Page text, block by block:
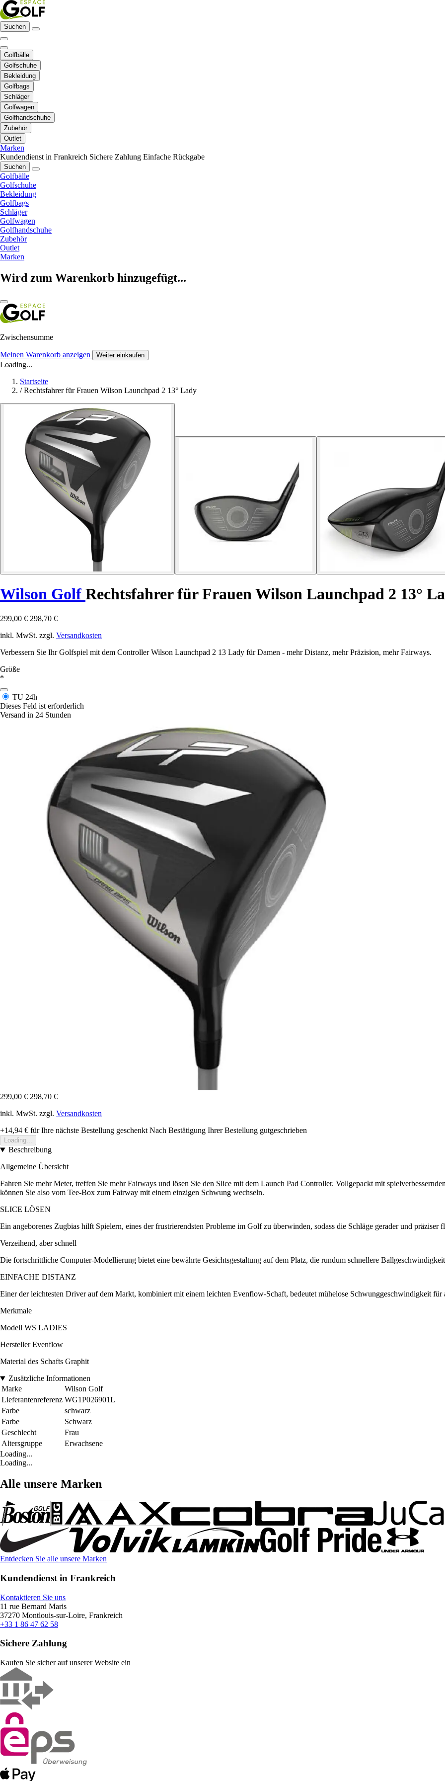
Suchen
Golfbälle
Golfschuhe
Bekleidung
Golfbags
Schläger
Golfwagen
Golfhandschuhe
Zubehör
Outlet
Marken
Kundendienst in Frankreich Sichere Zahlung Einfache Rückgabe
Suchen
Golfbälle
Golfschuhe
Bekleidung
Golfbags
Schläger
Golfwagen
Golfhandschuhe
Zubehör
Outlet
Marken
Wird zum Warenkorb hinzugefügt...
Zwischensumme
Meinen Warenkorb anzeigen Weiter einkaufen
Loading...
Startseite
/ Rechtsfahrer für Frauen Wilson Launchpad 2 13° Lady
Wilson Golf Rechtsfahrer für Frauen Wilson Launchpad 2 13°
299,00 € 298,70 €
inkl. MwSt. zzgl. Versandkosten
Verbessern Sie Ihr Golfspiel mit dem Controller Wilson Launchpad 2 13 Lady für Damen - mehr Distanz, mehr Präzision, mehr Fairways.
Größe
*
TU 24h
Dieses Feld ist erforderlich
Versand in 24 Stunden
299,00 € 298,70 €
inkl. MwSt. zzgl. Versandkosten
+14,94 € für Ihre nächste Bestellung geschenkt Nach Bestätigung Ihrer Bestellung gutgeschrieben
Loading...
Beschreibung
Allgemeine Übersicht
Fahren Sie mehr Meter, treffen Sie mehr Fairways und lösen Sie den Slice mit dem Launch Pad Controller. Vollgepackt mit
können Sie also vom Tee-Box zum Fairway mit einem einzigen Schwung wechseln.
SLICE LÖSEN
Ein angeborenes Zugbias hilft Spielern, eines der frustrierendsten Probleme im Golf zu überwinden, sodass die Schläge gerader und präziser
Verzeihend, aber schnell
Die fortschrittliche Computer-Modellierung bietet eine bewährte Gesichtsgestaltung auf dem Platz, die rundum schnellere
EINFACHE DISTANZ
Einer der leichtesten Driver auf dem Markt, kombiniert mit einem leichten Evenflow-Schaft, bedeutet mühelose Schwunggeschwindigkeit für
Merkmale
Modell WS LADIES
Hersteller Evenflow
Material des Schafts Graphit
Zusätzliche Informationen
Marke
Wilson Golf
Lieferantenreferenz WG1P026901L
Farbe
schwarz
Farbe
Schwarz
Geschlecht
Frau
Altersgruppe
Erwachsene
Loading...
Loading...
Alle unsere Marken
Entdecken Sie alle unsere Marken
Kundendienst in Frankreich
Kontaktieren Sie uns
11 rue Bernard Maris
37270 Montlouis-sur-Loire, Frankreich
+33 1 86 47 62 58
Sichere Zahlung
Kaufen Sie sicher auf unserer Website ein